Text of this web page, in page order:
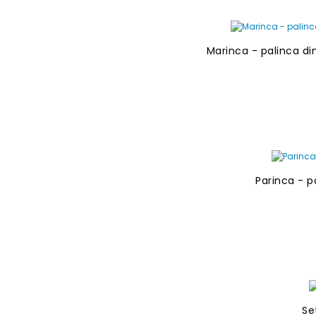
Marinca - palinca
Parinca -